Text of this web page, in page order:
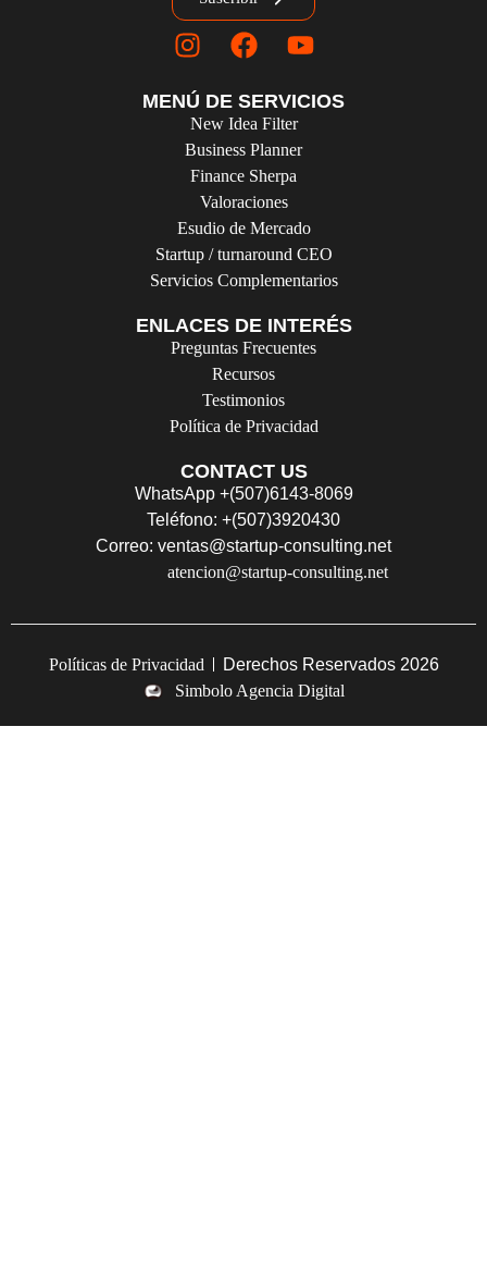
MENÚ DE SERVICIOS
New Idea Filter
Business Planner
Finance Sherpa
Valoraciones
Esudio de Mercado
Startup / turnaround CEO
Servicios Complementarios
ENLACES DE INTERÉS
Preguntas Frecuentes
Recursos
Testimonios
Política de Privacidad
CONTACT US
WhatsApp +(507)6143-8069
Teléfono: +(507)3920430
Correo: ventas@startup-consulting.net
atencion@startup-consulting.net
Políticas de Privacidad
Derechos Reservados 2026
Simbolo Agencia Digital